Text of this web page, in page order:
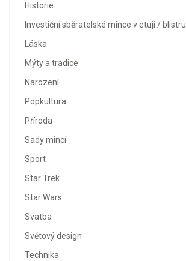
Historie
Investiční sběratelské mince v etuji / blistru
Láska
Mýty a tradice
Narození
Popkultura
Příroda
Sady mincí
Sport
Star Trek
Star Wars
Svatba
Světový design
Technika